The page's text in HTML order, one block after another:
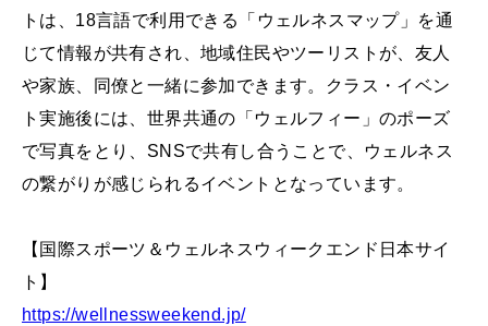
トは、18言語で利用できる「ウェルネスマップ」を通
じて情報が共有され、地域住民やツーリストが、友人
や家族、同僚と一緒に参加できます。クラス・イベン
ト実施後には、世界共通の「ウェルフィー」のポーズ
で写真をとり、SNSで共有し合うことで、ウェルネス
の繋がりが感じられるイベントとなっています。
【国際スポーツ＆ウェルネスウィークエンド日本サイ
ト】
https://wellnessweekend.jp/